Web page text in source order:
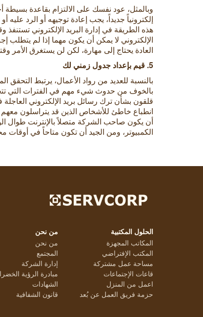
وبالمثل، عود نفسك على الالتزام بقاعدة
إلكترونياً جديداً، يجب إعادة توجيهه أو الرد عليه
هذه الطريقة في إدارة البريد الإلكتروني تستنفذ
الإلكتروني لا يمكن أن يكون مهما إذا لم يتطلب
العادة يحتاج إلى مهارة، لكن لن يستغرق الأمر
5. قيم بإعداد جدول زمني لك
بالنسبة للعديد من رواد الأعمال، يرتبط التحقق
بالخوف من حدوث شيء مهم في الفترات التي
قلقون بشأن ترك رسائل بريد الإلكتروني
انطباع خاطئ للأشخاص الذين قد يتراسلون معهم
أن يكون صاحب الشركة متصلاً بالإنترنت طوال
الكمبيوتر، ومن الجيد أن تكون متاحاً في أوقات
الحلول المكتبية
المكاتب المجهزة
المكتب الإفتراضي
مساحة عمل مشتركة
قاعات الإجتماعات
اعمل من المنزل
حزمة فريق العمل عن بُعد
من نحن
من نحن
المجتمع
إدارة الشركة
مبادرة الرؤية
الشهادات
قانون الشفافية